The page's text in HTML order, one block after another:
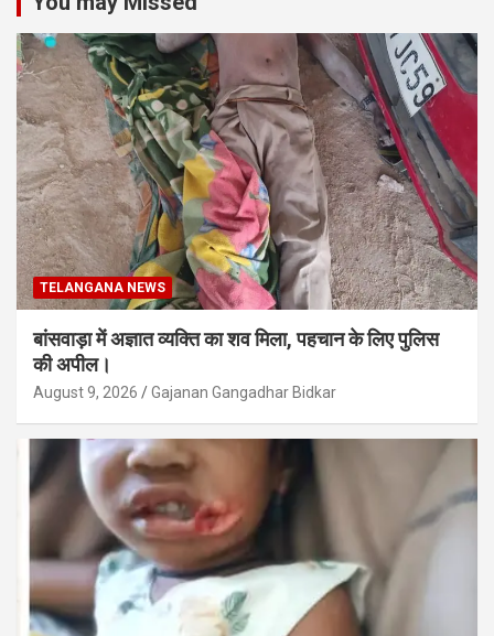
TELANGANA NEWS
बांसवाड़ा में अज्ञात व्यक्ति का शव मिला, पहचान के लिए पुलिस
की अपील।
August 9, 2026 Gajanan Gangadhar Bidkar